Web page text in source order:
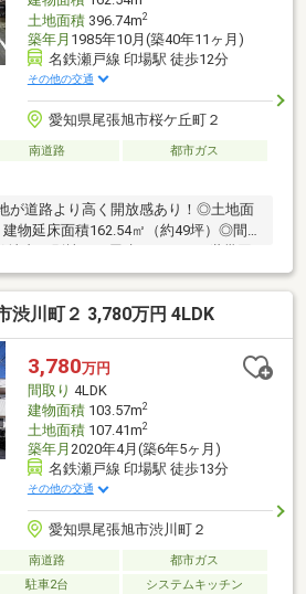
土地面積396.74m2
築年月 1985年10月(築40年11ヶ月)
名鉄瀬戸線 印場駅 徒歩12分
その他の交通
愛知県尾張旭市桜ケ丘町２
南道路
都市ガス
が道路より高く開放感あり！◎土地面
物延床面積162.54㎡（約49坪）◎間取
印場」駅まで徒歩１２分◎現地は、大
立地。閑静な住宅地。◎南側および東
程度高くなっているため、陽当たりや
ります。また道路からの目線が気にな
の交通量が少ないのが特徴です。◎ビ
としてもご利用可能。
渋川町２ 3,780万円 4LDK
3,780万円
間取り 4LDK
建物面積103.57m2
土地面積107.41m2
築年月 2020年4月(築6年5ヶ月)
名鉄瀬戸線 印場駅 徒歩13分
その他の交通
愛知県尾張旭市渋川町２
南道路
都市ガス
駐車2台 システムキッチン